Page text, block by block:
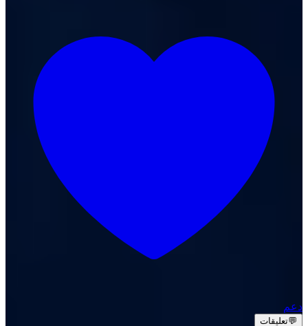
دعم
💬تعليقات